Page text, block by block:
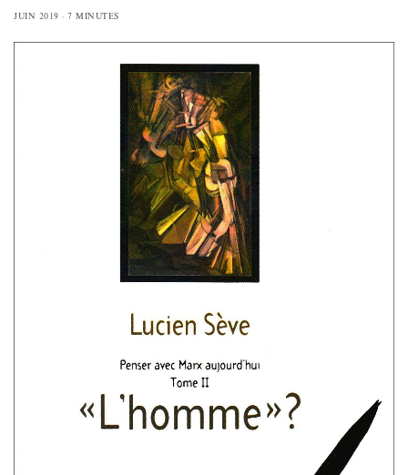
JUIN 2019 7 MINUTES